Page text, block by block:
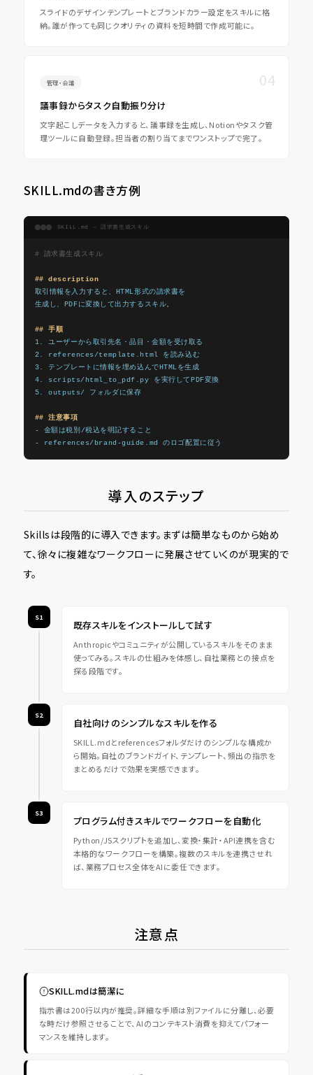
スライドのデザインテンプレートとブランドカラー設定をスキルに格
納。誰が作っても同じクオリティの資料を短時間で作成可能に。
管理・会議
議事録からタスク自動振り分け
文字起こしデータを入力すると、議事録を生成し、Notionやタスク管
理ツールに自動登録。担当者の割り当てまでワンストップで完了。
SKILL.mdの書き方例
SKILL.md — 請求書生成スキル
# 請求書生成スキル
## description
取引情報を入力すると、HTML形式の請求書を
生成し、PDFに変換して出力するスキル。
## 手順
1. ユーザーから取引先名・品目・金額を受け取る
2. references/template.html を読み込む
3. テンプレートに情報を埋め込んでHTMLを生成
4. scripts/html_to_pdf.py を実行してPDF変換
5. outputs/ フォルダに保存
## 注意事項
- 金額は税別/税込を明記すること
- references/brand-guide.md のロゴ配置に従う
導入のステップ
Skillsは段階的に導入できます。まずは簡単なものから始め
て、徐々に複雑なワークフローに発展させていくのが現実的で
す。
S1
既存スキルをインストールして試す
Anthropicやコミュニティが公開しているスキルをそのまま
使ってみる。スキルの仕組みを体感し、自社業務との接点を
探る段階です。
S2
自社向けのシンプルなスキルを作る
SKILL.mdとreferencesフォルダだけのシンプルな構成か
ら開始。自社のブランドガイド、テンプレート、頻出の指示を
まとめるだけで効果を実感できます。
S3
プログラム付きスキルでワークフローを自動化
Python/JSスクリプトを追加し、変換・集計・API連携を含む
本格的なワークフローを構築。複数のスキルを連携させれ
ば、業務プロセス全体をAIに委任できます。
注意点
SKILL.mdは簡潔に
指示書は200行以内が推奨。詳細な手順は別ファイルに分離し、必要
な時だけ参照させることで、AIのコンテキスト消費を抑えてパフォー
マンスを維持します。